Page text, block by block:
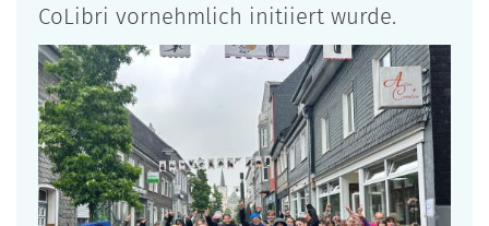
CoLibri vornehmlich initiiert wurde.